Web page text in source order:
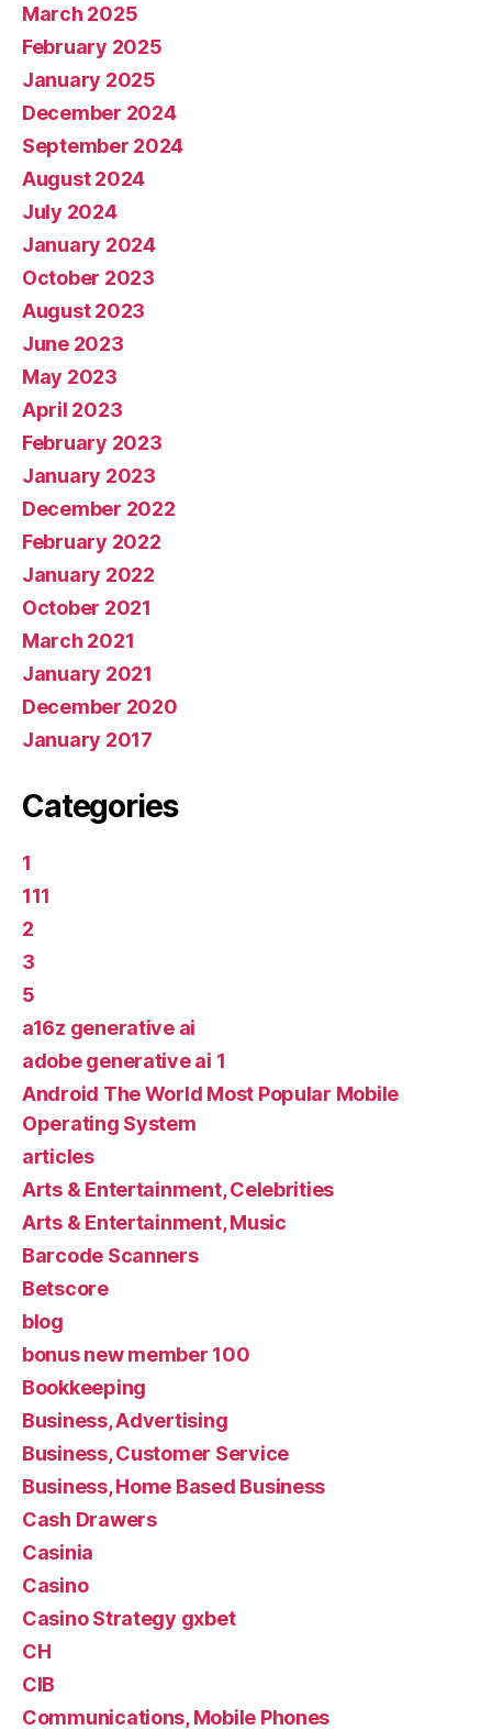
March 2025
February 2025
January 2025
December 2024
September 2024
August 2024
July 2024
January 2024
October 2023
August 2023
June 2023
May 2023
April 2023
February 2023
January 2023
December 2022
February 2022
January 2022
October 2021
March 2021
January 2021
December 2020
January 2017
Categories
1
111
2
3
5
a16z generative ai
adobe generative ai 1
Android The World Most Popular Mobile
Operating System
articles
Arts & Entertainment, Celebrities
Arts & Entertainment, Music
Barcode Scanners
Betscore
blog
bonus new member 100
Bookkeeping
Business, Advertising
Business, Customer Service
Business, Home Based Business
Cash Drawers
Casinia
Casino
Casino Strategy gxbet
CH
CIB
Communications, Mobile Phones